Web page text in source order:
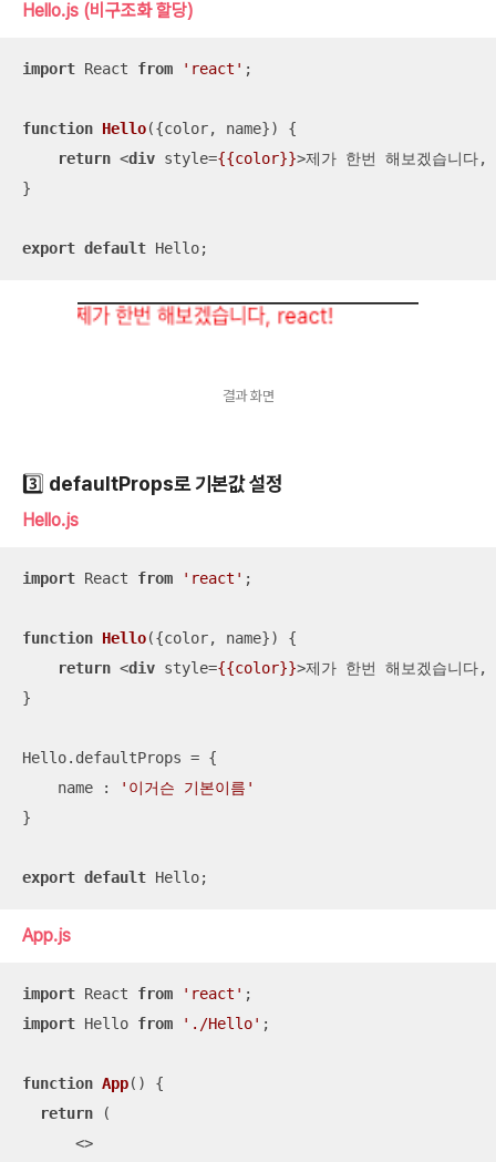
Hello.js (비구조화 할당)
import React from 'react' ;
function Hello({color, name}) {
return <div style={{color}}>제가 한번 해보겠습니다
}
export default Hello;
결과 화면
3️⃣ defaultProps로 기본값 설정
Hello.js
import React from 'react' ;
function Hello({color, name}) {
return <div style={{color}}>제가 한번 해보겠습니다
}
Hello.defaultProps = {
name :
'이거슨 기본이름'
}
export default Hello;
App.js
import React from 'react'
import Hello from './Hello' ;
function App( ) {
return (
<>